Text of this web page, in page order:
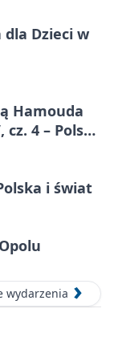
Dzieci w
Hamouda
4 – Polska
i świat
wydarzenia